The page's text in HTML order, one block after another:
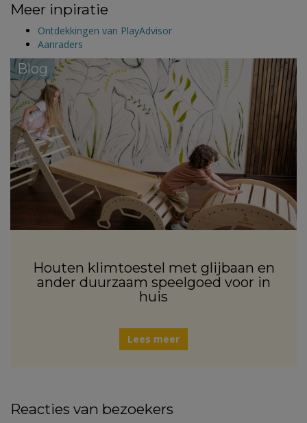
Meer inpiratie
Ontdekkingen van PlayAdvisor
Aanraders
Blog
Houten klimtoestel met glijbaan en
ander duurzaam speelgoed voor in
huis
Lees meer
Reacties van bezoekers